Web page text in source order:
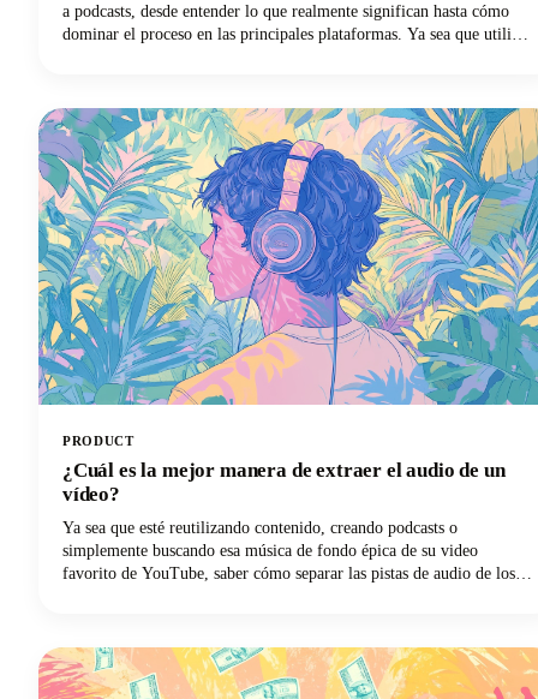
a podcasts, desde entender lo que realmente significan hasta cómo
dominar el proceso en las principales plataformas. Ya sea que utilices
PRODUCT
¿Cuál es la mejor manera de extraer el audio de un
vídeo?
Ya sea que esté reutilizando contenido, creando podcasts o
simplemente buscando esa música de fondo épica de su video
favorito de YouTube, saber cómo separar las pistas de audio de los
independiente.